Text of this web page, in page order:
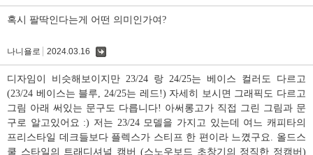
혹시 팔딱인다는게 어떤 의미인가여?
나니욜로 2024.03.16
디자임이 비슷해보이지만 23/24 랑 24/25는 베이스 컬러도 다르고
(23/24 베이스는 블루, 24/25는 레드!) 자세히 보시면 그래픽도 다르고
그림 아래 써있는 문구도 다릅니다! 아써롱고가 직접 그린 그림과 문
구로 알고있어요 :) 저는 23/24 모델을 가지고 있는데 여느 캐피타의
프리스타일 데크들보다 플렉스가 스티프 한 편이라 느꼈구요. 올드스
쿨 스타일의 트래디셔널 캠버 (스노우보드 초창기의 정직한 정캠버)